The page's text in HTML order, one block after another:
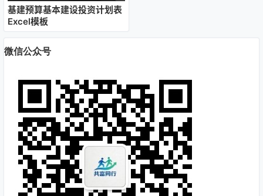
基建预算基本建设投资计划表
Excel模板
微信公众号